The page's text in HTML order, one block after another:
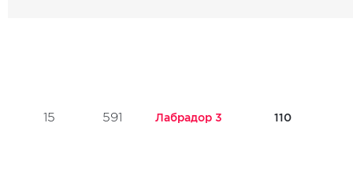
15 591 Лабрадор 3 110